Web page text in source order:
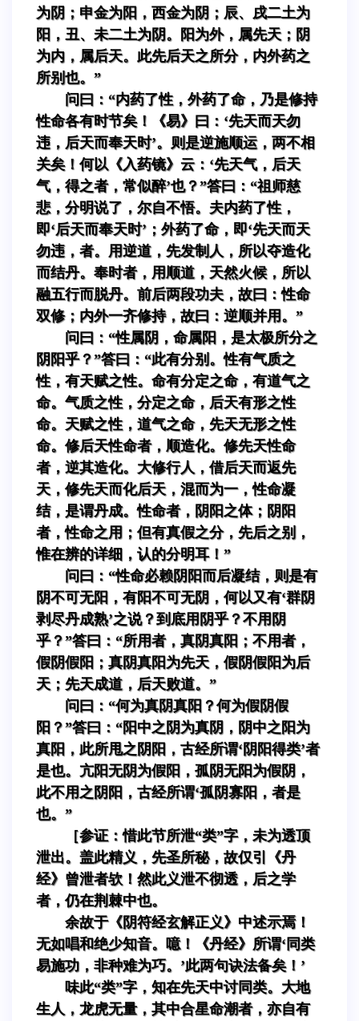
为阴；申金为阳，西金为阴；辰、戌二土为
阳，丑、未二土为阴。阳为外，属先天；阴
为内，属后天。此先后天之所分，内外药之
所别也。”
问曰：“内药了性，外药了命，乃是修持
性命各有时节矣！《易》曰：‘先天而天勿
违，后天而奉天时’。则是逆施顺运，两不相
关矣！何以《入药镜》云：‘先天气，后天
气，得之者，常似醉’也？”答曰：“祖师慈
悲，分明说了，尔自不悟。夫内药了性，
即‘后天而奉天时’；外药了命，即‘先天而天
勿违，者。用逆道，先发制人，所以夺造化
而结丹。奉时者，用顺道，天然火候，所以
融五行而脱丹。前后两段功夫，故曰：性命
双修；内外一齐修持，故曰：逆顺并用。”
问曰：“性属阴，命属阳，是太极所分之
阴阳乎？”答曰：“此有分别。性有气质之
性，有天赋之性。命有分定之命，有道气之
命。气质之性，分定之命，后天有形之性
命。天赋之性，道气之命，先天无形之性
命。修后天性命者，顺造化。修先天性命
者，逆其造化。大修行人，借后天而返先
天，修先天而化后天，混而为一，性命凝
结，是谓丹成。性命者，阴阳之体；阴阳
者，性命之用；但有真假之分，先后之别，
惟在辨的详细，认的分明耳！”
问曰：“性命必赖阴阳而后凝结，则是有
阴不可无阳，有阳不可无阴，何以又有‘群阴
剥尽丹成熟’之说？到底用阴乎？不用阴
乎？”答曰：“所用者，真阴真阳；不用者，
假阴假阳；真阴真阳为先天，假阴假阳为后
天；先天成道，后天败道。”
问曰：“何为真阴真阳？何为假阴假
阳？”答曰：“阳中之阴为真阴，阴中之阳为
真阳，此所甩之阴阳，古经所谓‘阴阳得类’者
是也。亢阳无阴为假阳，孤阴无阳为假阴，
此不用之阴阳，古经所谓‘孤阴寡阳，者是
也。”
［参证：惜此节所泄“类”字，未为透顶
泄出。盖此精义，先圣所秘，故仅引《丹
经》曾泄者欤！然此义泄不彻透，后之学
者，仍在荆棘中也。
余故于《阴符经玄解正义》中述示焉！
无如唱和绝少知音。噫！《丹经》所谓‘同类
易施功，非种难为巧。’此两句诀法备矣！’
味此“类”字，知在先天中讨同类。大地
生人，龙虎无量，其中合星命潮者，亦自有